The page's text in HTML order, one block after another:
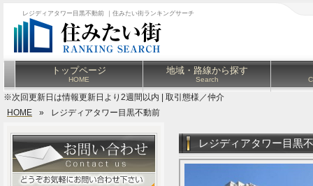
レジディアタワー目黒不動前 ｜住みたい街ランキングサーチ
トップページ
HOME
地域・路線から探す
Search
※次回更新日は情報更新日より2週間以内 | 取引態様／仲介
HOME
» レジディアタワー目黒不動前
レジディアタワー目黒